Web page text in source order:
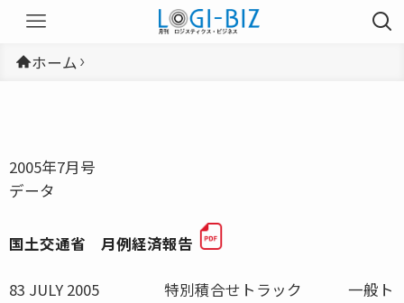
ホーム
2005年7月号
データ
国土交通省 月例経済報告
83 JULY 2005 特別積合せトラック 一般ト